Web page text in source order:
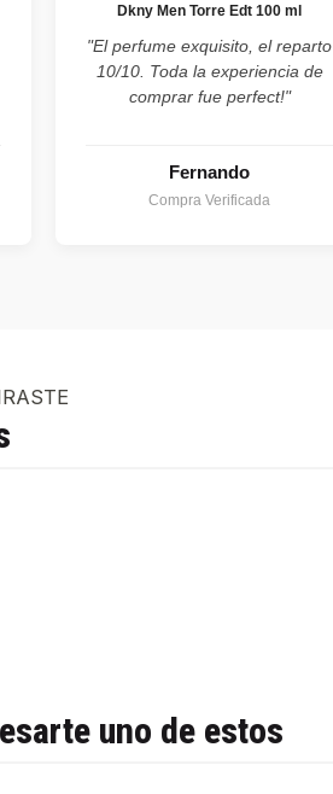
Dkny Men Torre Edt 100 ml
"El perfume exquisito, el reparto
10/10. Toda la experiencia de
comprar fue perfect!"
Fernando
Compra Verificada
uno de estos